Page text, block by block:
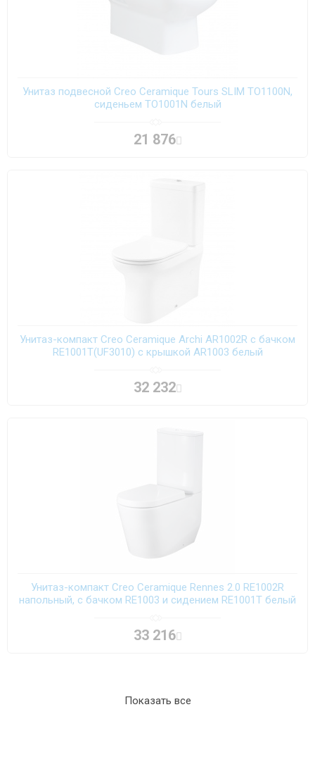
Унитаз подвесной Creo Ceramique Tours SLIM TO1100N,
сиденьем TO1001N белый
21 876
Унитаз-компакт Creo Ceramique Archi AR1002R с бачком
RE1001T(UF3010) с крышкой AR1003 белый
32 232
Унитаз-компакт Creo Ceramique Rennes 2.0 RE1002R
напольный, с бачком RE1003 и сидением RE1001T белый
33 216
Показать все